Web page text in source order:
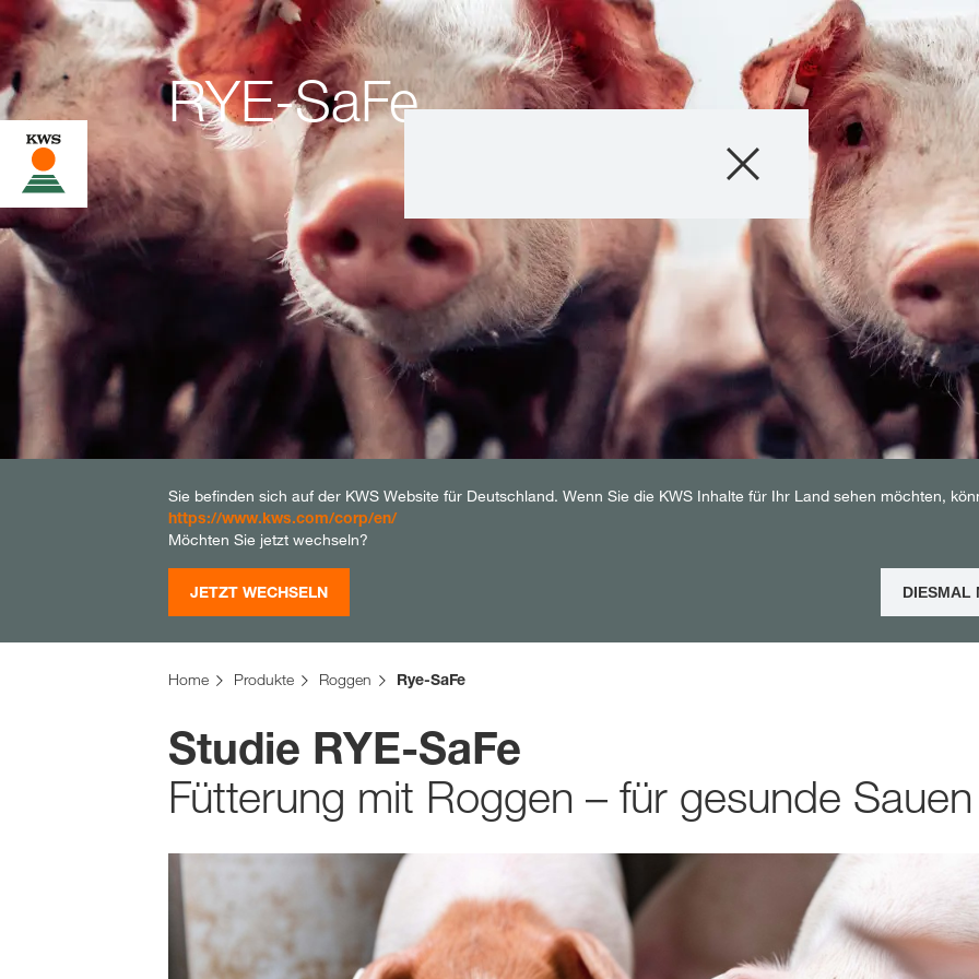
Produkte
Beratung
Stories & Events
Digitale Services
Über uns
Exklusiver
mitmyKWS
der KWS
kws.com/
Sie befinden sich auf der KWS Website für Deutschland. Wenn Sie die KWS Inhalte für Ihr Land sehen möchten,
https://www.kws.com/corp/en/
Möchten Sie jetzt wechseln?
JETZT WECHSELN DIESMAL
Home Produkte Roggen Rye-SaFe
RYE-SaFe
Studie RYE-SaFe
Fütterung mit Roggen – für gesunde